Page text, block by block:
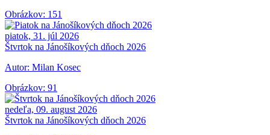
Obrázkov: 151
piatok, 31. júl 2026
Štvrtok na Jánošíkových dňoch 2026
Autor: Milan Kosec
Obrázkov: 91
nedeľa, 09. august 2026
Štvrtok na Jánošíkových dňoch 2026